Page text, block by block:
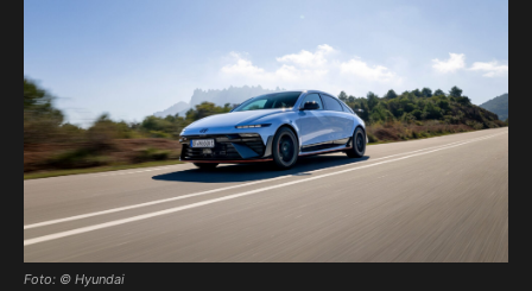
Foto: © Hyundai